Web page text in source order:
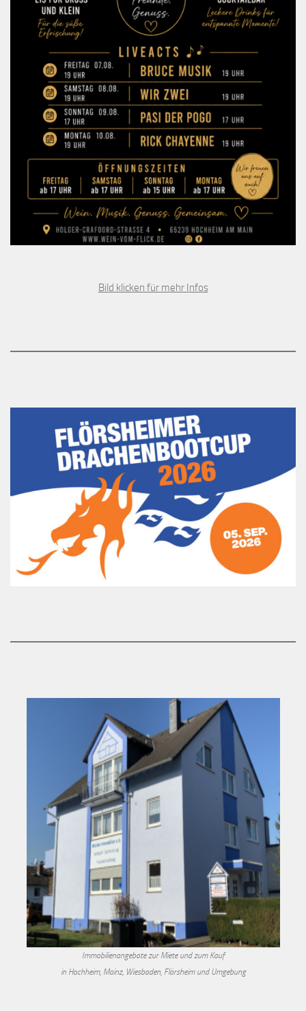
Bild klicken für mehr Infos
Immobilienangebote zur Miete und zum Kauf
in Hochheim, Mainz, Wiesbaden, Flörsheim und Umgebung